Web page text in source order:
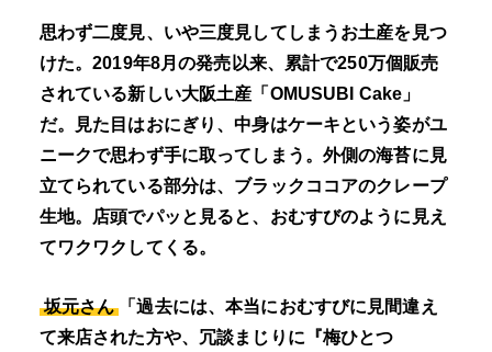
思わず二度見、いや三度見してしまうお土産を見つ
けた。2019年8月の発売以来、累計で250万個販売
されている新しい大阪土産「OMUSUBI Cake」
だ。見た目はおにぎり、中身はケーキという姿がユ
ニークで思わず手に取ってしまう。外側の海苔に見
立てられている部分は、ブラックココアのクレープ
生地。店頭でパッと見ると、おむすびのように見え
てワクワクしてくる。
坂元さん
「過去には、本当におむすびに見間違え
て来店された方や、冗談まじりに『梅ひとつ